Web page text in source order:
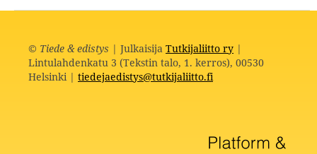
© Tiede & edistys | Julkaisija Tutkijaliitto ry|
Lintulahdenkatu 3 (Tekstin talo, 1. kerros), 00530
Helsinki | tiedejaedistys@tutkijaliitto.fi